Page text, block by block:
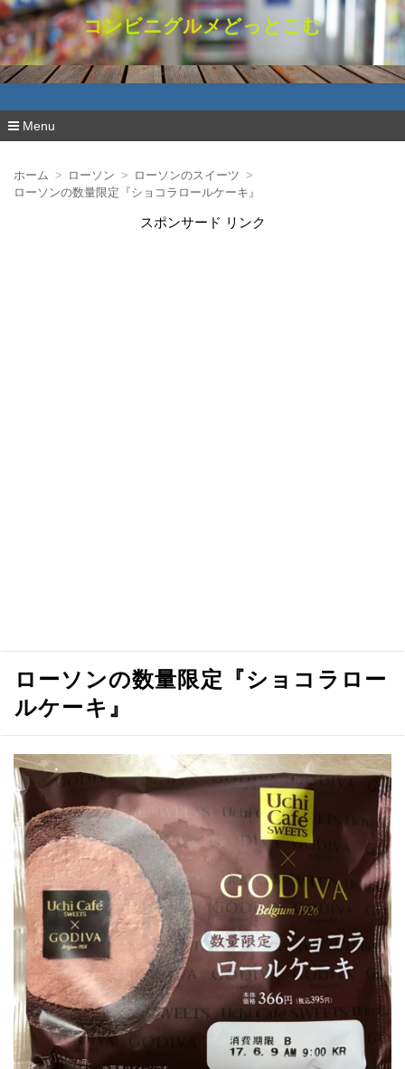
コンビニグルメどっとこむ
Menu
ホーム ローソン
ローソンのスイーツ
ローソンの数量限定『ショコラロールケーキ』
スポンサード リンク
ローソンの数量限定『ショコラロー
ルケーキ』